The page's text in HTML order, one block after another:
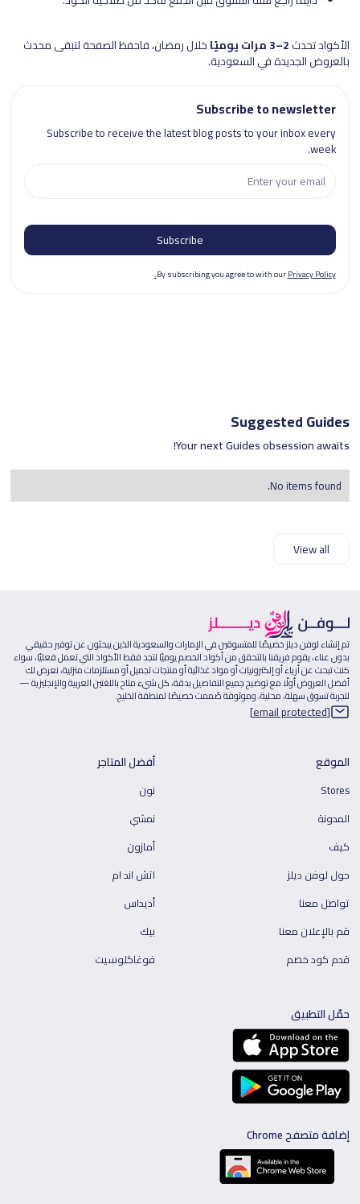
الأكواد تحدث2–3 مرات يوميًا خلال رمضان، فاحفظ الصفحة لتبقى محدث
بالعروض الجديدة في السعودية.
Subscribe to newsletter
Subscribe to receive the latest blog posts to your inbox every
week.
By subscribing you agree to with ourPrivacy Policy.
Suggested Guides
Your next Guides obsession awaits!
No items found.
View all
تم إنشاء لوفن ديلز خصيصًا للمتسوقين في الإمارات والسعودية الذين يبحثون عن توفير حقيقي
بدون عناء، يقوم فريقنا بالتحقق من أكواد الخصم يوميًا لتجد فقط الأكواد التي تعمل فعليًا، سواء
كنت تبحث عن أزياء أو إلكترونيات أو مواد غذائية أو منتجات تجميل أو مستلزمات منزلية، نعرض لك
أفضل العروض أولًا مع توضيح جميع التفاصيل بدقة، كل شيء متاح باللغتين العربية والإنجليزية —
لتجربة تسوق سهلة، محلية، وموثوقة صُممت خصيصًا لمنطقة الخليج.
[email protected]
الموقع
Stores
المدونة
كيف
حول لوفن ديلز
تواصل معنا
قم بالإعلان معنا
قدم كود خصم
أفضل المتاجر
نون
نمشي
أمازون
اتش اند ام
أديداس
بيك
فوغاكلوسيت
حمّل التطبيق
إضافة متصفح Chrome